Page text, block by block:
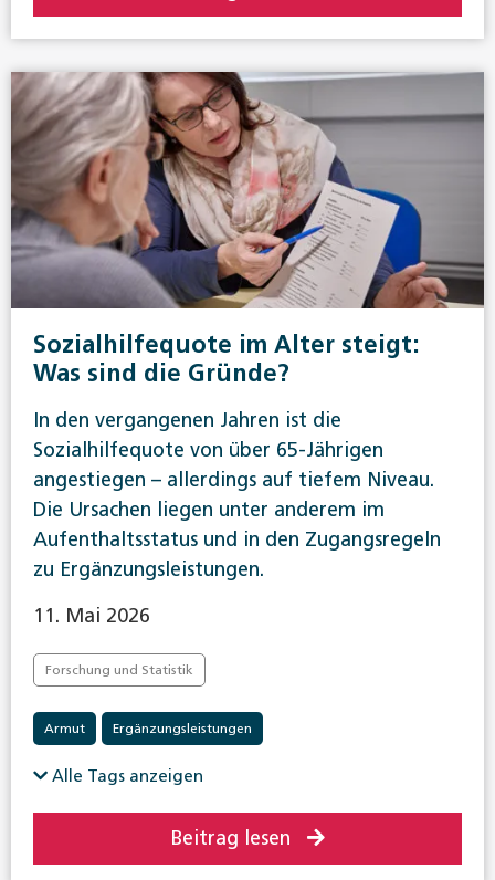
Sozialhilfequote im Alter steigt:
Was sind die Gründe?
In den vergangenen Jahren ist die
Sozialhilfequote von über 65-Jährigen
angestiegen – allerdings auf tiefem Niveau.
Die Ursachen liegen unter anderem im
Aufenthaltsstatus und in den Zugangsregeln
zu Ergänzungsleistungen.
11. Mai 2026
Forschung und Statistik
Armut Ergänzungsleistungen
Alle Tags anzeigen
Beitrag lesen